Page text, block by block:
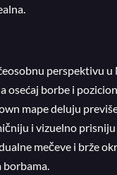
perspektivu u
osećaj borbe i
mape deluju
i vizuelno prisniju
mečeve i brže